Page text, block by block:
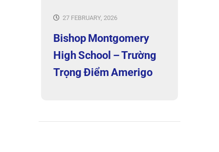
27 FEBRUARY, 2026
Bishop Montgomery
High School – Trường
Trọng Điểm Amerigo